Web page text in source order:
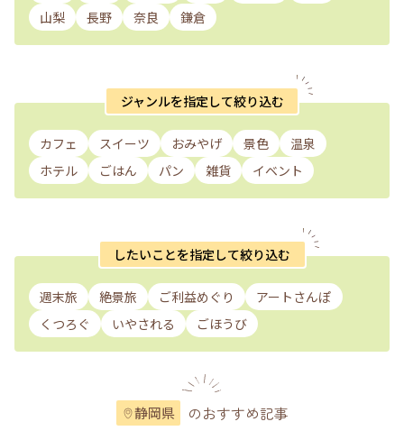
山梨
長野 奈良 鎌倉
ジャンルを指定して絞り込む
カフェ スイーツ おみやげ 景色
温泉
ホテル
ごはん パン 雑貨 イベント
したいことを指定して絞り込む
週末旅 絶景旅 ご利益めぐり
アートさんぽ
くつろぐ
いやされる ごほうび
静岡県 のおすすめ記事